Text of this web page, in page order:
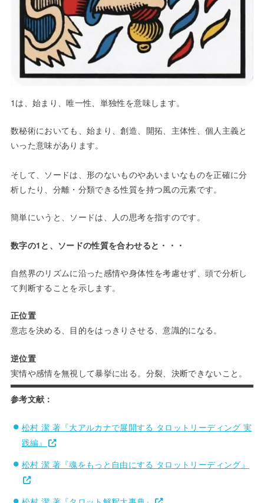
1は、始まり、唯一性、単独性を意味します。
数秘術においても、始まり、創造、開拓、主体性、個人主義と
いった意味があります。
そして、ソードは、形のないものやあいまいなものを正確に分
析したり、分離・分類できる性質を持つ風の元素です。
簡単にいうと、ソードは、人の思考を指すのです。
数字の1と、ソードの性質を合わせると・・・
自然界のリズムに沿った感情や身体性を考慮せず、頭で分析し
て判断することを示します。
正位置
意志を決める、目的をはっきりさせる、意識的になる。
逆位置
実情や感情を無視して暴挙に出る。分裂、決断できないこと。
参考文献：
松村 潔 著『大アルカナで展開する タロットリーディング 実
践編』
松村 潔 著『魂をもっと自由にする タロットリーディング』